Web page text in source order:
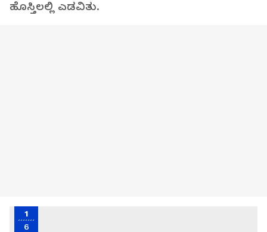
ಹೊಸ್ತಿಲಲ್ಲಿ ಎಡವಿತು.
1
6